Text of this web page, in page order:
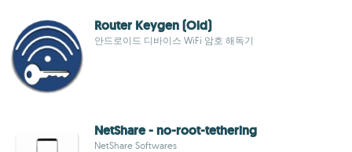
Router Keygen (Old)
안드로이드 디바이스 WiFi 암호 해독기
NetShare - no-root-tethering
NetShare Softwares